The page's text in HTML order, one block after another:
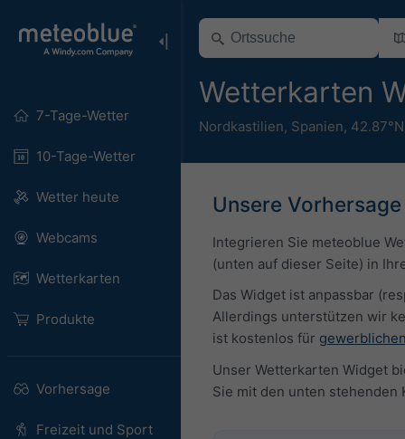
7-Tage-Wetter
10-Tage-Wetter
Wetter heute
Webcams
Wetterkarten
Produkte
Vorhersage
Freizeit und Sport
Wetterkarten
Nordkastilien, Spanien,
Unsere
Integrieren Sie meteoblue
(unten auf dieser Seite) in
Das Widget ist anpassbar
Allerdings unterstützen wir
ist kostenlos für
Unser Wetterkarten Widget
Sie mit den unten stehenden